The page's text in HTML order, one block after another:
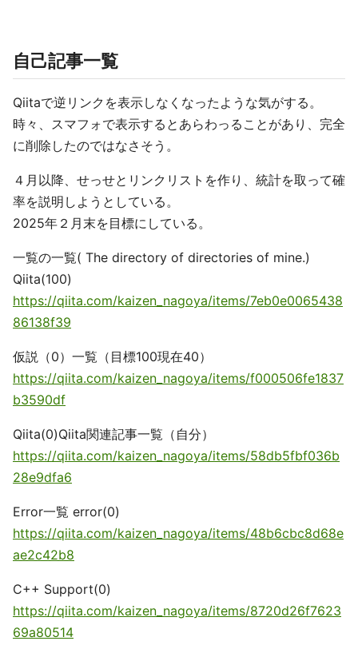
自己記事一覧
Qiitaで逆リンクを表示しなくなったような気がする。
時々、スマフォで表示するとあらわっることがあり、完全
に削除したのではなさそう。
４月以降、せっせとリンクリストを作り、統計を取って確
率を説明しようとしている。
2025年２月末を目標にしている。
一覧の一覧( The directory of directories of mine.)
Qiita(100)
https://qiita.com/kaizen_nagoya/items/7eb0e0065438
86138f39
仮説（0）一覧（目標100現在40）
https://qiita.com/kaizen_nagoya/items/f000506fe1837
b3590df
Qiita(0)Qiita関連記事一覧（自分）
https://qiita.com/kaizen_nagoya/items/58db5fbf036b
28e9dfa6
Error一覧 error(0)
https://qiita.com/kaizen_nagoya/items/48b6cbc8d68e
ae2c42b8
C++ Support(0)
https://qiita.com/kaizen_nagoya/items/8720d26f7623
69a80514